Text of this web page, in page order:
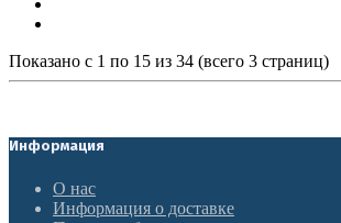
Показано с 1 по 15 из 34 (всего 3 страниц)
Информация
О нас
Информация о доставке